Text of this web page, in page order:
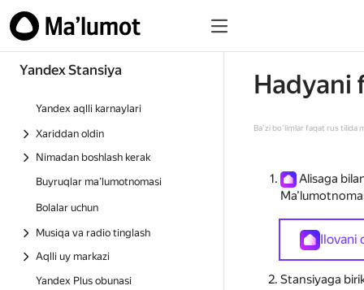
Yandex Stansiya
Yandex aqlli karnaylari
Xariddan oldin
Nimadan boshlash kerak
Buyruqlar ma’lumotnomasi
Bolalar uchun
Musiqa va radio tinglash
Aqlli uy markazi
Yandex Plus obunasi
Hadyani
Ba’zi bo’limlar faqat rus tilida
Alisaga
Ilovani
Stansiyaga